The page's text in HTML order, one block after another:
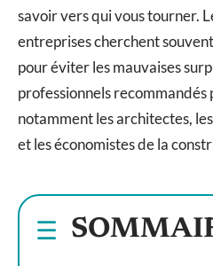
savoir vers qui vous tourner.
entreprises cherchent
pour éviter les mauvaises
professionnels recommandés
notamment les architectes,
et les économistes de la